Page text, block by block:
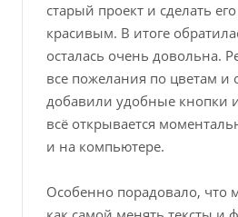
старый проект и сделать
красивым. В итоге
осталась очень довольна.
все пожелания по цветам
добавили удобные кнопки
всё открывается
и на компьютере.
Особенно порадовало, что